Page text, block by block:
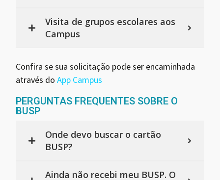
Visita de grupos escolares aos
Campus
Confira se sua solicitação pode ser encaminhada
através doApp Campus
PERGUNTAS FREQUENTES SOBRE O
BUSP
Onde devo buscar o cartão
BUSP?
Ainda não recebi meu BUSP. O